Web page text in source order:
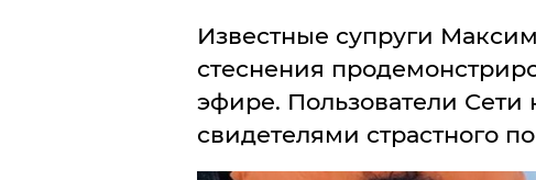
Известные супруги
стеснения
эфире. Пользователи Сети
свидетелями страстного